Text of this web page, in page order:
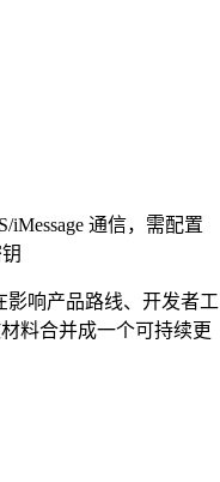
iMessage 通信，需配置
影响产品路线、开发者工
料合并成一个可持续更